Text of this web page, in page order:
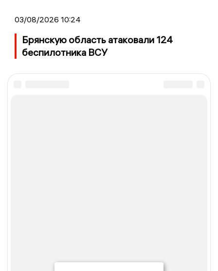
03/08/2026 10:24
Брянскую область атаковали 124
беспилотника ВСУ